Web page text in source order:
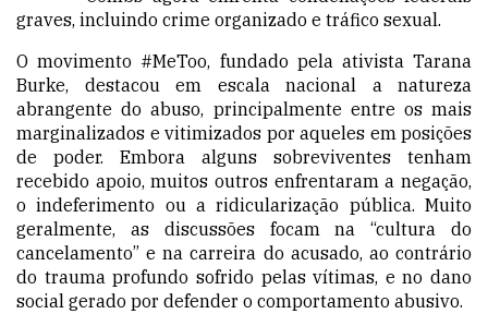
graves, incluindo crime organizado e tráfico sexual.
O movimento #MeToo, fundado pela ativista Tarana
Burke, destacou em escala nacional a natureza
abrangente do abuso, principalmente entre os mais
marginalizados e vitimizados por aqueles em posições
de poder. Embora alguns sobreviventes tenham
recebido apoio, muitos outros enfrentaram a negação,
o indeferimento ou a ridicularização pública. Muito
geralmente, as discussões focam na “cultura do
cancelamento” e na carreira do acusado, ao contrário
do trauma profundo sofrido pelas vítimas, e no dano
social gerado por defender o comportamento abusivo.